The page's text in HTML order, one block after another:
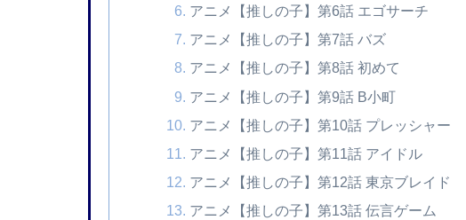
アニメ【推しの子】第6話 エゴサーチ
アニメ【推しの子】第7話 バズ
アニメ【推しの子】第8話 初めて
アニメ【推しの子】第9話 B小町
アニメ【推しの子】第10話 プレッシャー
アニメ【推しの子】第11話 アイドル
アニメ【推しの子】第12話 東京ブレイド
アニメ【推しの子】第13話 伝言ゲーム